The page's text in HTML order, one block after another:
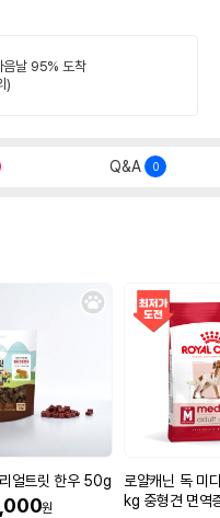
음날 95% 도착
)
Q&A 0
얼트릿 한우 50g
원
로얄캐닌 독 미
kg 중형견 면역